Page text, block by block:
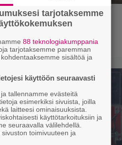
uutta kotia –
tarjotaksemme
88 teknologiakumppania
tarjotaksemme paremman
sisältöä ja
käyttöön seuraavasti
tallennamme evästeitä
esimerkiksi sivuista, joilla
laitteesi ominaisuuksista.
käyttötarkoituksiin ja
seuraavalla välilehdellä.
toimivuuteen ja